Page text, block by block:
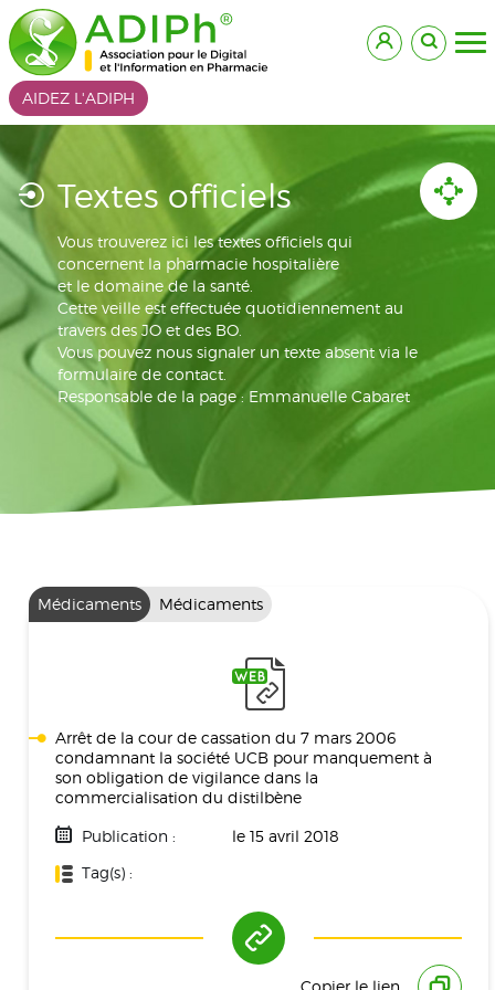
AIDEZ L'ADIPH
Textes officiels
Vous trouverez ici les textes officiels qui
concernent la pharmacie hospitalière
et le domaine de la santé.
Cette veille est effectuée quotidiennement au
travers des JO et des BO.
Vous pouvez nous signaler un texte absent via le
formulaire de contact.
Responsable de la page : Emmanuelle Cabaret
Médicaments Médicaments
Arrêt de la cour de cassation du 7 mars 2006
condamnant la société UCB pour manquement à
son obligation de vigilance dans la
commercialisation du distilbène
Publication :
le 15 avril 2018
Tag(s) :
Copier le lien